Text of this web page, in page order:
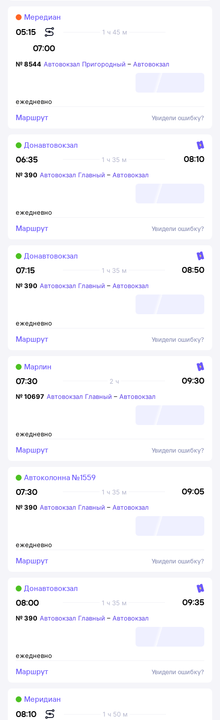
05:15
07:00
1 ч 45 м
Мередиан
ежедневно
№8544 Автовокзал Пригородный – Автовокзал
Маршрут Увидели ошибку?
06:35 08:10
1 ч 35 м
Донавтовокзал
ежедневно
№390 Автовокзал Главный – Автовокзал
Маршрут Увидели ошибку?
07:15 08:50
1 ч 35 м
Донавтовокзал
ежедневно
№390 Автовокзал Главный – Автовокзал
Маршрут Увидели ошибку?
07:30 09:30
2 ч
Марлин
ежедневно
№10697 Автовокзал Главный – Автовокзал
Маршрут Увидели ошибку?
07:30 09:05
1 ч 35 м
Автоколонна №1559
ежедневно
№390 Автовокзал Главный – Автовокзал
Маршрут Увидели ошибку?
08:00 09:35
1 ч 35 м
Донавтовокзал
ежедневно
№390 Автовокзал Главный – Автовокзал
Маршрут Увидели ошибку?
08:10 1 ч 50 м
Меридиан